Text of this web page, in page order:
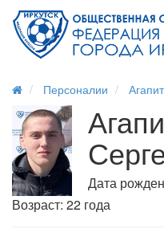
Персоналии
Дата
Возраст: 22 года